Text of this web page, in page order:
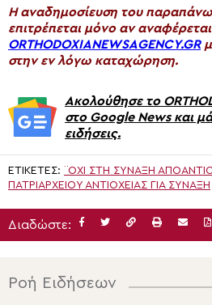
H αναδημοσίευση του
επιτρέπεται μόνο αν
ORTHODOXIANEWSAGENCY.GR
στην εν λόγω καταχώρηση.
Ακολούθησε το
στο Google News και
ειδήσεις.
ΕΤΙΚΈΤΕΣ: ¨ΟΧΙ ΣΤΗ ΣΎΝΑΞΗ
ΠΑΤΡΙΑΡΧΕΊΟΥ ΑΝΤΙΟΧΕΊΑΣ ΓΙΑ ΣΎΝΑΞΗ
Διαδώστε:
Ροή Ειδήσεων